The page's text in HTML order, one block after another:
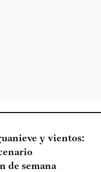
y vientos:
de semana